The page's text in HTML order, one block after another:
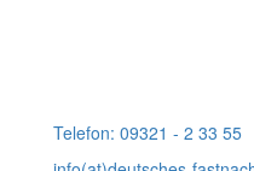
Telefon: 09321 - 2 33 55